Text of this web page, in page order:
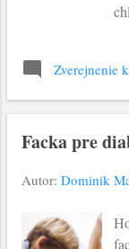
Zverejnenie
Facka pre
Autor: Dominik